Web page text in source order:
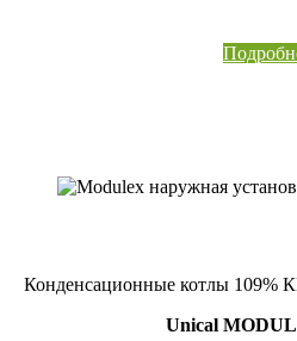
Конденсационные котлы 109%
Unical